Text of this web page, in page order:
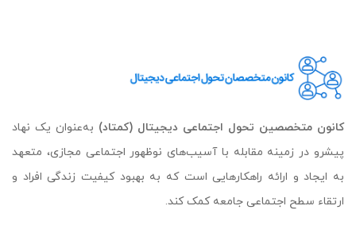
کانون متخصصین تحول اجتماعی دیجیتال (کمتاد) به‌عنوان یک نهاد
پیشرو در زمینه مقابله با آسیب‌های نوظهور اجتماعی مجازی، متعهد
به ایجاد و ارائه راهکارهایی است که به بهبود کیفیت زندگی افراد و
ارتقاء سطح اجتماعی جامعه کمک کند.